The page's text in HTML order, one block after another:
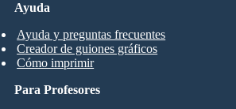
Ayuda
Ayuda y preguntas frecuentes
Creador de guiones gráficos
Cómo imprimir
Para Profesores